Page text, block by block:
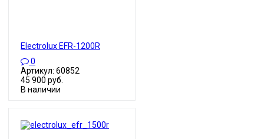
Electrolux EFR-1200R
0
Артикул: 60852
45 900 руб.
В наличии